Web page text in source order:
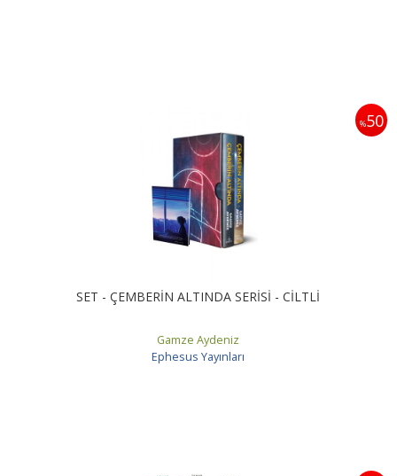
%50
SET - ÇEMBERİN ALTINDA SERİSİ - CİLTLİ
Gamze Aydeniz
Ephesus Yayınları